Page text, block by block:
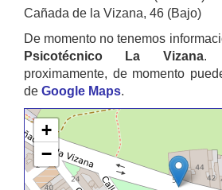
Cañada de la Vizana, 46 (Bajo)
De momento no tenemos
Psicotécnico La Vizana.
proximamente, de momento
de Google Maps.
+
−